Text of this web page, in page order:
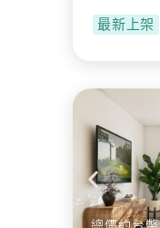
最新上架
總價約台幣